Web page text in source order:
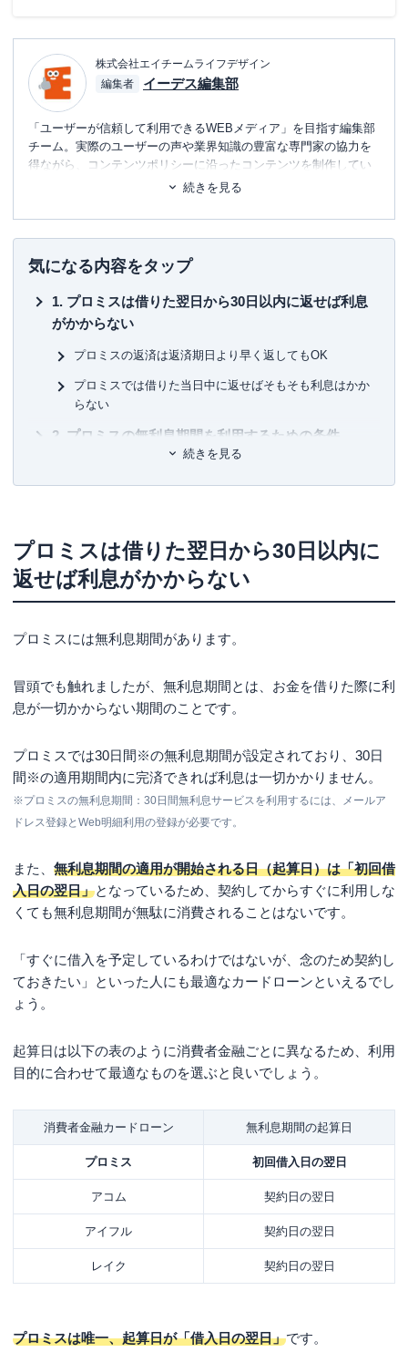
株式会社エイチームライフデザイン
編集者
イーデス編集部
「ユーザーが信頼して利用できるWEBメディア」を目指す編集部
チーム。実際のユーザーの声や業界知識の豊富な専門家の協力を
得ながら、コンテンツポリシーに沿ったコンテンツを制作してい
ます。暮らしに関するトピックを中心に、読者の「まよい」を解
■書籍
初心者でもわかる！お金に関するアレコレの選び方BOOK
■保有資格
KTAA団体シルバー認証マーク（2023.12.20～）
有料職業紹介事業
（厚生労働大臣許可・
許可番号：23-
ユ-302788）
続きを見る
気になる内容をタップ
プロミスは借りた翌日から30日以内に返せば利息
がかからない
プロミスの返済は返済期日より早く返してもOK
プロミスでは借りた当日中に返せばそもそも利息はかか
らない
プロミスの無利息期間を利用するための条件
ない
完済後は解約してもしなくても他ローンに影響する可能
性は低い
正しく利用すれば「プロミスで借りると終わる」「プロ
ミスで借りるとヤバい」ことにはならない
プロミスですぐに返せる返済方法は5つ
インターネット返済は手数料0円でいつでも返済可能
コンビニ・提携ATMはセブン銀行やローソン銀行で返済
可能
プロミスATMも土日祝OK・手数料0円で返済可能
プロミスで一括返済した場合にかかる利息
プロミスの借入残高は「インターネット会員サー
まとめ
続きを見る
プロミスは借りた翌日から30日以内に
返せば利息がかからない
プロミスには無利息期間があります。
冒頭でも触れましたが、無利息期間とは、お金を借りた際に利
息が一切かからない期間のことです。
プロミスでは30日間※の無利息期間が設定されており、 30日
間※の適用期間内に完済できれば利息は一切かかりません。
※プロミスの無利息期間：30日間無利息サービスを利用するには、メールア
ドレス登録とWeb明細利用の登録が必要です。
また、 無利息期間の適用が開始される日（起算日）は「初回借
入日の翌日」となっているため、契約してからすぐに利用しな
くても無利息期間が無駄に消費されることはないです。
「すぐに借入を予定しているわけではないが、念のため契約し
ておきたい」といった人にも最適なカードローンといえるでし
ょう。
起算日は以下の表のように消費者金融ごとに異なるため、利用
目的に合わせて最適なものを選ぶと良いでしょう。
消費者金融カードローン 無利息期間の起算日
プロミス 初回借入日の翌日
アコム 契約日の翌日
アイフル 契約日の翌日
レイク 契約日の翌日
プロミスは唯一、起算日が「借入日の翌日」です。